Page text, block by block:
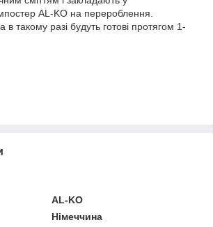
AL-KO на перероблення.
в такому разі будуть готові протягом 1-
AL-KO
Німеччина